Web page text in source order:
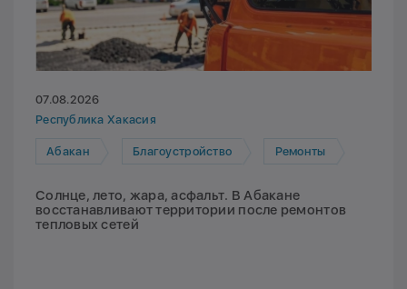
07.08.2026
Республика Хакасия
Абакан Благоустройство Ремонты
Солнце, лето, жара, асфальт. В Абакане
восстанавливают территории после ремонтов
тепловых сетей